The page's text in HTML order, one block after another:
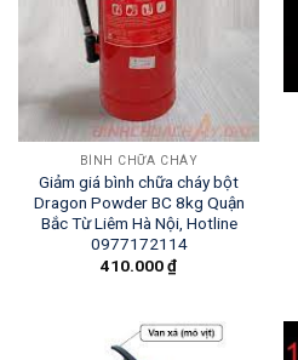
BÌNH CHỮA CHÁY
Giảm giá bình chữa cháy bột
Dragon Powder BC 8kg Quận
Bắc Từ Liêm Hà Nội, Hotline
0977172114
410.000₫